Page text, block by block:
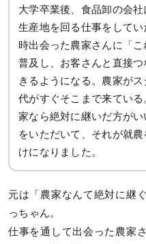
大学卒業後、食品卸の会
生産地を回る仕事をして
時出会った農家さんに「
普及し、お客さんと直接
きるようになる。農家が
代がすぐそこまで来てい
家なら絶対に継いだ方が
をいただいて、それが就
けになりました。
元は「農家なんて絶対に継
っちゃん。
仕事を通して出会った農家